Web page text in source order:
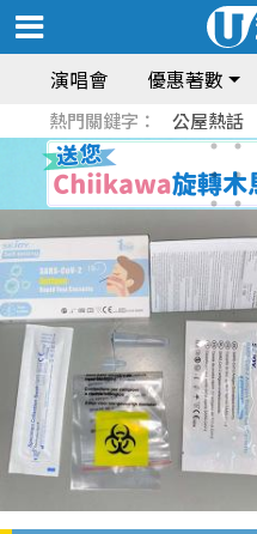
演唱會 優惠著數
熱門關鍵字： 公屋熱話